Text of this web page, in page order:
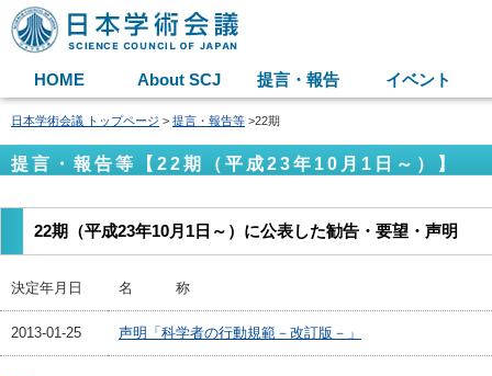
HOME About SCJ 提言・報告 イベント
日本学術会議 トップページ > 提言・報告等 >22期
提言・報告等【22期（平成23年10月1日～）】
22期（平成23年10月1日～）に公表した勧告・要望・声明
決定年月日 名 称
2013-01-25 声明「科学者の行動規範－改訂版－」